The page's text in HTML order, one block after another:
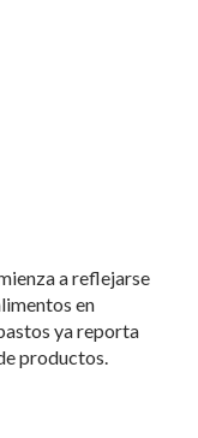
a reflejarse
en
ya reporta
productos.